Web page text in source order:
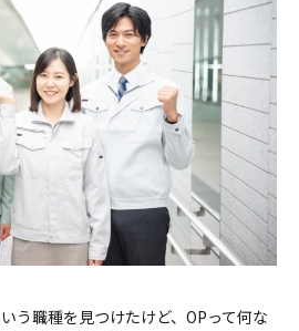
う職種を見つけたけど、OPって何な